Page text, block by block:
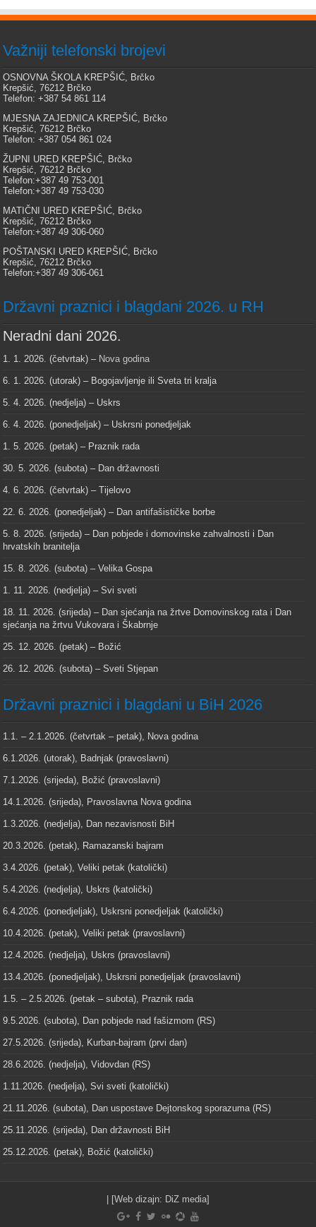
Važniji telefonski brojevi
OSNOVNA ŠKOLA KREPŠIĆ, Brčko
Krepšić, 76212 Brčko
Telefon: +387 54 861 114
MJESNA ZAJEDNICA KREPŠIĆ, Brčko
Krepšić, 76212 Brčko
Telefon: +387 054 861 024
ŽUPNI URED KREPŠIĆ, Brčko
Krepšić, 76212 Brčko
Telefon:+387 49 753-001
Telefon:+387 49 753-030
MATIČNI URED KREPŠIĆ, Brčko
Krepšić, 76212 Brčko
Telefon:+387 49 306-060
POŠTANSKI URED KREPŠIĆ, Brčko
Krepšić, 76212 Brčko
Telefon:+387 49 306-061
Državni praznici i blagdani 2026. u RH
Neradni dani 2026.
1. 1. 2026. (četvrtak) – Nova godina
6. 1. 2026. (utorak) – Bogojavljenje ili Sveta tri kralja
5. 4. 2026. (nedjelja) – Uskrs
6. 4. 2026. (ponedjeljak) – Uskrsni ponedjeljak
1. 5. 2026. (petak) – Praznik rada
30. 5. 2026. (subota) – Dan državnosti
4. 6. 2026. (četvrtak) – Tijelovo
22. 6. 2026. (ponedjeljak) – Dan antifašističke borbe
5. 8. 2026. (srijeda) – Dan pobjede i domovinske zahvalnosti i Dan
hrvatskih branitelja
15. 8. 2026. (subota) – Velika Gospa
1. 11. 2026. (nedjelja) – Svi sveti
18. 11. 2026. (srijeda) – Dan sjećanja na žrtve Domovinskog rata i Dan
sjećanja na žrtvu Vukovara i Škabrnje
25. 12. 2026. (petak) – Božić
26. 12. 2026. (subota) – Sveti Stjepan
Državni praznici i blagdani u BiH 2026
1.1. – 2.1.2026. (četvrtak – petak), Nova godina
6.1.2026. (utorak), Badnjak (pravoslavni)
7.1.2026. (srijeda), Božić (pravoslavni)
14.1.2026. (srijeda), Pravoslavna Nova godina
1.3.2026. (nedjelja), Dan nezavisnosti BiH
20.3.2026. (petak), Ramazanski bajram
3.4.2026. (petak), Veliki petak (katolički)
5.4.2026. (nedjelja), Uskrs (katolički)
6.4.2026. (ponedjeljak), Uskrsni ponedjeljak (katolički)
10.4.2026. (petak), Veliki petak (pravoslavni)
12.4.2026. (nedjelja), Uskrs (pravoslavni)
13.4.2026. (ponedjeljak), Uskrsni ponedjeljak (pravoslavni)
1.5. – 2.5.2026. (petak – subota), Praznik rada
9.5.2026. (subota), Dan pobjede nad fašizmom (RS)
27.5.2026. (srijeda), Kurban-bajram (prvi dan)
28.6.2026. (nedjelja), Vidovdan (RS)
1.11.2026. (nedjelja), Svi sveti (katolički)
21.11.2026. (subota), Dan uspostave Dejtonskog sporazuma (RS)
25.11.2026. (srijeda), Dan državnosti BiH
25.12.2026. (petak), Božić (katolički)
| [Web dizajn: DiZ media]